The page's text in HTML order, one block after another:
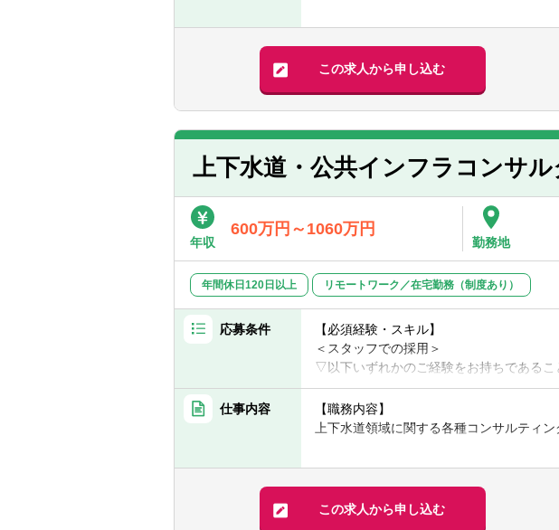
■経営企画、事業企画領域の経験（5年以
【歓迎経験・スキル】
■上記「主たるクライアント」に対するア
■上記「主たるクライアント」の内部者の
【具体的には】
■社会課題・地域課題の解決に向けたコン
・課題の特定、仮説の設定・検証、情報収
■会計・内部統制構築（財務・非財務開示
■経営戦略策定
■経営管理体制構築
■財務戦略策定
■組織活性化（人事制度策定、人材育成等）
■公共施設等固定資産マネジメント
■BPR（業務改革含む）・DX
■コンソーシアム組成、官民連携、産学連
＜主たるクライアント＞
■中央省庁、地方自治体
■独立行政法人、国公立大学法人、地方独
■医療機関、学校法人、農業協同組合 他
【期待役割、訴求ポイント】
■不確実性が増す環境下の中で、これまで
です。特に、社会システムをこれまで作
■この実現に向けて勤務地を問わず全国
を想定しています
この求人から申し込む
上下水道・公共インフラコンサル
年収
600万円～1060万円
勤務地
年間休日120日以上 リモートワーク／在宅勤務（制度あり）
応募条件
【必須経験・スキル】
＜スタッフでの採用＞
▽以下いずれかのご経験をお持ちであるこ
■上下水道領域における、経理や経営計画
■コンサルティング経験（3年以上）
■上下水道領域におけるコンサルティング
仕事内容
【職務内容】
上下水道領域に関する各種コンサルティ
【具体的には】
■地方公営企業法の適用支援
■地方公営企業の経営戦略策定・改定支援
この求人から申し込む